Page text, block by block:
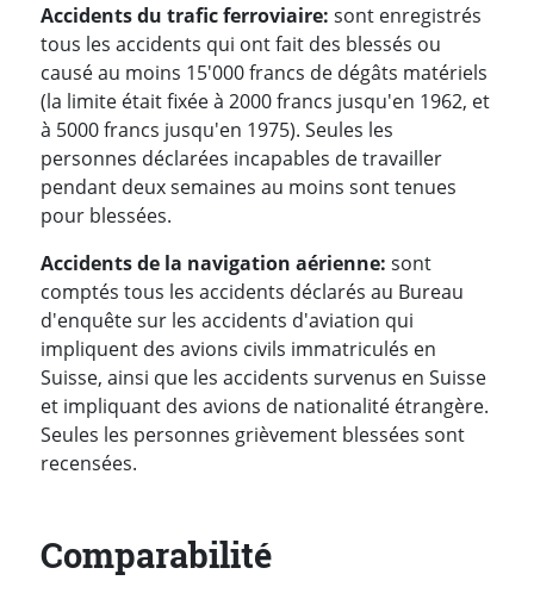
Accidents du trafic ferroviaire: sont enregistrés
tous les accidents qui ont fait des blessés ou
causé au moins 15'000 francs de dégâts matériels
(la limite était fixée à 2000 francs jusqu'en 1962, et
à 5000 francs jusqu'en 1975). Seules les
personnes déclarées incapables de travailler
pendant deux semaines au moins sont tenues
pour blessées.
Accidents de la navigation aérienne: sont
comptés tous les accidents déclarés au Bureau
d'enquête sur les accidents d'aviation qui
impliquent des avions civils immatriculés en
Suisse, ainsi que les accidents survenus en Suisse
et impliquant des avions de nationalité étrangère.
Seules les personnes grièvement blessées sont
recensées.
Comparabilité